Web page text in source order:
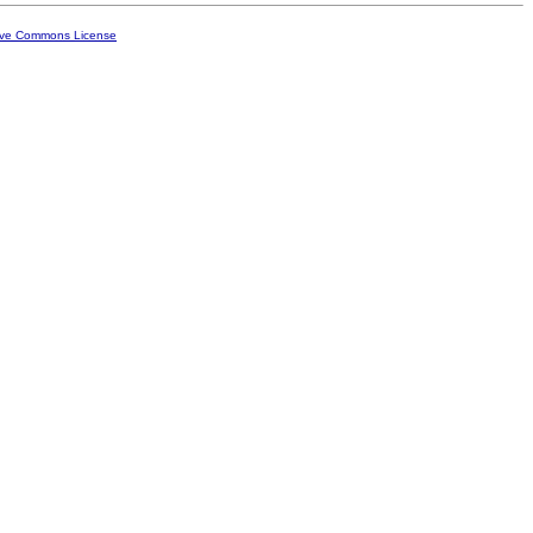
Commons License